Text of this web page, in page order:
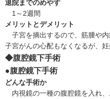
退院までのめやす
1～2週間
メリットとデメリット
子宮を摘出するので、筋腫や内
子宮がんの心配もなくなるが、
◆腹腔鏡下手術
●腹腔鏡下手術
どんな手術か
内視鏡の一種の腹腔鏡を入れ